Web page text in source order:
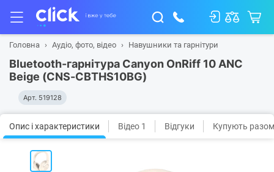
Головна Аудіо, фото, відео Навушники та гарнітури
Bluetooth-гарнітура Canyon OnRiff 10 ANC
Beige (CNS-CBTHS10BG)
Арт. 519128
Опис і характеристики Відео 1 Відгуки Купують разом